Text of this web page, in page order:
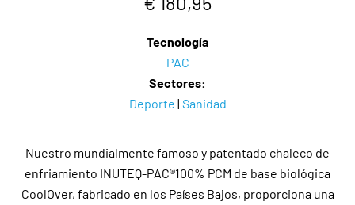
Tecnología
PAC
Sectores:
Deporte | Sanidad
Nuestro mundialmente famoso y patentado chaleco de
enfriamiento INUTEQ-PAC®100% PCM de base biológica
CoolOver, fabricado en los Países Bajos, proporciona una